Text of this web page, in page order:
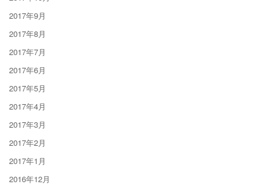
2017年9月
2017年8月
2017年7月
2017年6月
2017年5月
2017年4月
2017年3月
2017年2月
2017年1月
2016年12月